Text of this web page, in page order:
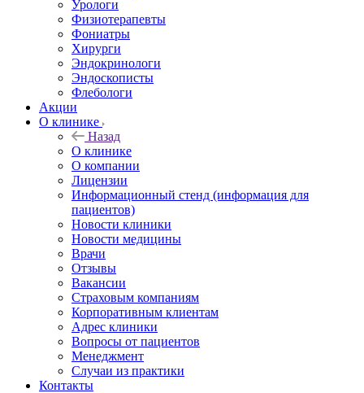
Урологи
Физиотерапевты
Фониатры
Хирурги
Эндокринологи
Эндоскописты
Флебологи
Акции
О клинике
Назад
О клинике
О компании
Лицензии
Информационный стенд (информация для
пациентов)
Новости клиники
Новости медицины
Врачи
Отзывы
Вакансии
Страховым компаниям
Корпоративным клиентам
Адрес клиники
Вопросы от пациентов
Менеджмент
Случаи из практики
Контакты